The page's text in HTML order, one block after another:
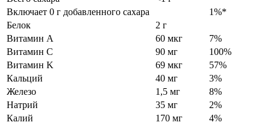
Включает 0 г добавленного сахара
1%*
Белок
2 г
Витамин А
60 мкг
7%
Витамин С
90 мг
100%
Витамин K
69 мкг
57%
Кальций
40 мг
3%
Железо
1,5 мг
8%
Натрий
35 мг
2%
Калий
170 мг
4%